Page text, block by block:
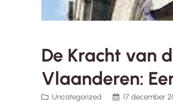
De Kracht van
Vlaanderen:
Uncategorized 17 december